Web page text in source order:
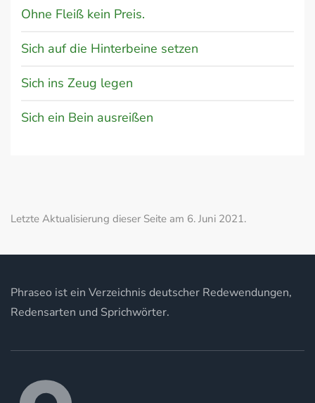
Ohne Fleiß kein Preis.
Sich auf die Hinterbeine setzen
Sich ins Zeug legen
Sich ein Bein ausreißen
Letzte Aktualisierung dieser Seite am 6. Juni 2021.
Phraseo ist ein Verzeichnis deutscher Redewendungen,
Redensarten und Sprichwörter.